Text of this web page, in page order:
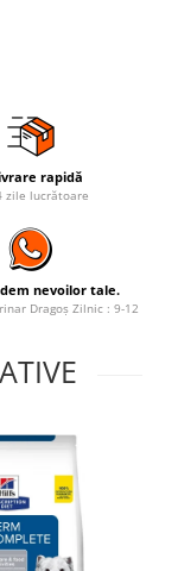
rapidă
zile lucrătoare
nevoilor tale.
Dragoș Zilnic : 9-12